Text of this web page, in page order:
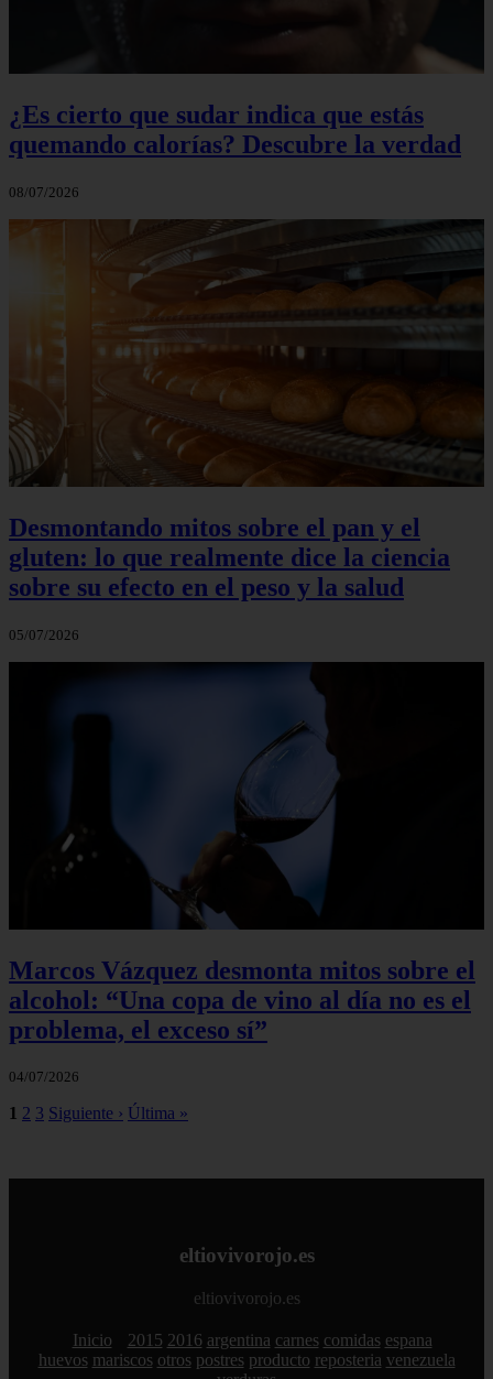
¿Es cierto que sudar indica que estás
quemando calorías? Descubre la verdad
08/07/2026
Desmontando mitos sobre el pan y el
gluten: lo que realmente dice la ciencia
sobre su efecto en el peso y la salud
05/07/2026
Marcos Vázquez desmonta mitos sobre el
alcohol: “Una copa de vino al día no es el
problema, el exceso sí”
04/07/2026
1 2 3 Siguiente › Última »
eltiovivorojo.es
eltiovivorojo.es
Inicio 2015 2016 argentina carnes comidas espana
huevos mariscos otros postres producto reposteria venezuela